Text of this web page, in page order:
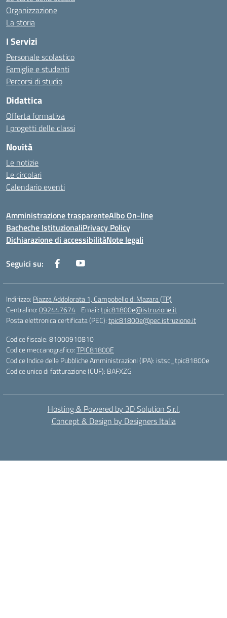
Organizzazione
La storia
I Servizi
Personale scolastico
Famiglie e studenti
Percorsi di studio
Didattica
Offerta formativa
I progetti delle classi
Novità
Le notizie
Le circolari
Calendario eventi
Amministrazione trasparenteAlbo On-line
Bacheche IstituzionaliPrivacy Policy
Dichiarazione di accessibilitàNote legali
Seguici su:
Indirizzo: Piazza Addolorata 1, Campobello di Mazara (TP)
Centralino:092447674 Email:tpic81800e@istruzione.it
Posta elettronica certificata (PEC):tpic81800e@pec.istruzione.it
Codice fiscale: 81000910810
Codice meccanografico:TPIC81800E
Codice Indice delle Pubbliche Amministrazioni (IPA): istsc_tpic81800e
Codice unico di fatturazione (CUF): BAFXZG
Hosting & Powered by 3D Solution S.r.l.
Concept & Design by Designers Italia